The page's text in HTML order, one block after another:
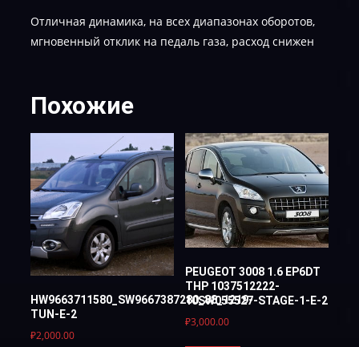
Отличная динамика, на всех диапазонах оборотов,
мгновенный отклик на педаль газа, расход снижен
Похожие
HW9663711580_SW9667387280_88_1219-
TUN-E-2
₽2,000.00
PEUGEOT 3008 1.6 EP6DT
THP 1037512222-
10SW055527-STAGE-1-E-2
₽3,000.00